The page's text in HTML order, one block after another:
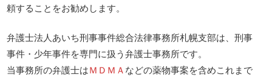
頼することをお勧めします。
弁護士法人あいち刑事事件総合法律事務所札幌支部は、刑事
事件・少年事件を専門に扱う弁護士事務所です。
当事務所の弁護士はＭＤＭＡ などの薬物事案を含めこれまで